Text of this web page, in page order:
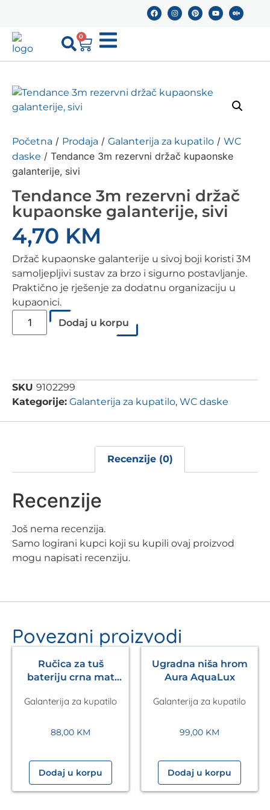
0
Početna / Prodaja / Galanterija za kupatilo / WC
daske / Tendance 3m rezervni držač kupaonske
galanterije, sivi
Tendance 3m rezervni držač
kupaonske galanterije, sivi
4,70 KM
Držač kupaonske galanterije u sivoj boji koristi 3M
samoljepljivi sustav za brzo i sigurno postavljanje.
Praktično je rješenje za dodatnu organizaciju u
kupaonici.
Dodaj u korpu
SKU 9102299
Kategorije: Galanterija za kupatilo, WC daske
Recenzije (0)
Recenzije
Još nema recenzija.
Samo logirani kupci koji su kupili ovaj proizvod
mogu napisati recenziju.
Povezani proizvodi
Ručica za tuš
bateriju crna mat
HANSGROHE
Galanterija za kupatilo
88,00 KM
Dodaj u korpu
Ugradna niša hrom
Aura AquaLux
Galanterija za kupatilo
99,00 KM
Dodaj u korpu